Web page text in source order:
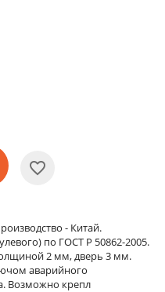
- Китай.
по ГОСТ Р 50862-2005.
2 мм, дверь 3 мм.
аварийного
Возможно крепл